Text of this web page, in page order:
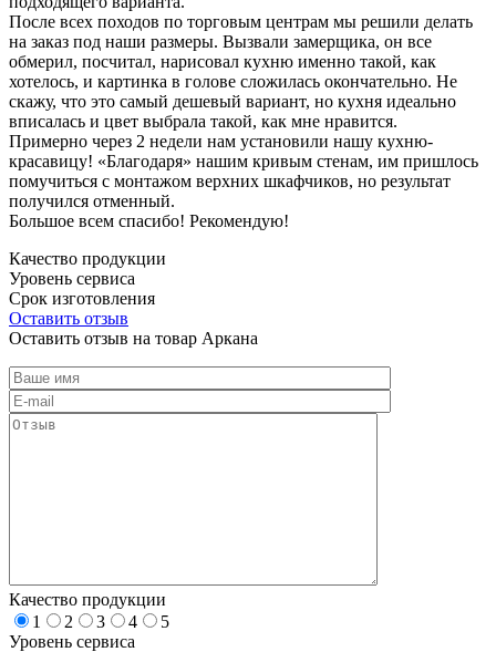
После всех походов по торговым центрам мы решили делать
на заказ под наши размеры. Вызвали замерщика, он все
обмерил, посчитал, нарисовал кухню именно такой, как
хотелось, и картинка в голове сложилась окончательно. Не
скажу, что это самый дешевый вариант, но кухня идеально
вписалась и цвет выбрала такой, как мне нравится.
Примерно через 2 недели нам установили нашу кухню-
красавицу! «Благодаря» нашим кривым стенам, им пришлось
помучиться с монтажом верхних шкафчиков, но результат
получился отменный.
Большое всем спасибо! Рекомендую!
Качество продукции
Уровень сервиса
Срок изготовления
Оставить отзыв
Оставить отзыв на товар Аркана
Качество продукции
1
2 3 4
5
Уровень сервиса